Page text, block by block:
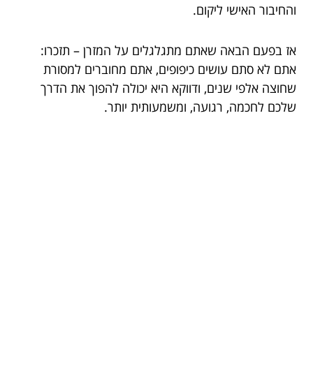
והחיבור האישי ליקום.
אז בפעם הבאה שאתם מתגלגלים על המזרן – תזכרו:
אתם לא סתם עושים כיפופים, אתם מחוברים למסורת
שחוצה אלפי שנים, ודווקא היא יכולה להפוך את הדרך
שלכם לחכמה, רגועה, ומשמעותית יותר.